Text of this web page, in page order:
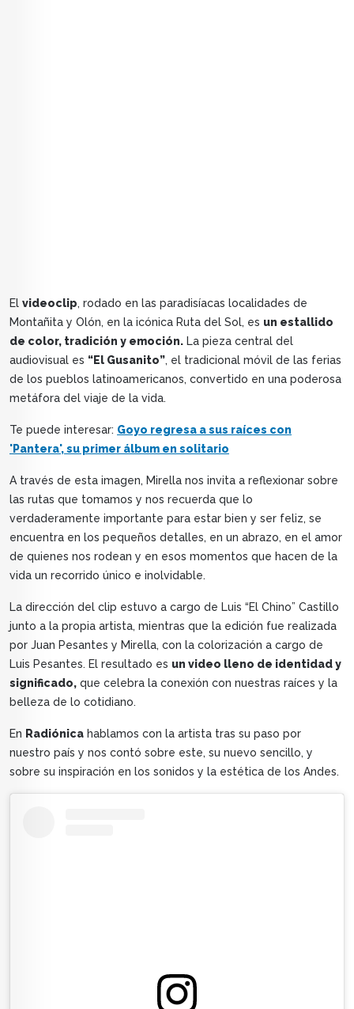
El videoclip, rodado en las paradisíacas localidades de
Montañita y Olón, en la icónica Ruta del Sol, es un estallido
de color, tradición y emoción. La pieza central del
audiovisual es “El Gusanito”, el tradicional móvil de las ferias
de los pueblos latinoamericanos, convertido en una poderosa
metáfora del viaje de la vida.
Te puede interesar: Goyo regresa a sus raíces con
'Pantera', su primer álbum en solitario
A través de esta imagen, Mirella nos invita a reflexionar sobre
las rutas que tomamos y nos recuerda que lo
verdaderamente importante para estar bien y ser feliz, se
encuentra en los pequeños detalles, en un abrazo, en el amor
de quienes nos rodean y en esos momentos que hacen de la
vida un recorrido único e inolvidable.
La dirección del clip estuvo a cargo de Luis “El Chino” Castillo
junto a la propia artista, mientras que la edición fue realizada
por Juan Pesantes y Mirella, con la colorización a cargo de
Luis Pesantes. El resultado es un video lleno de identidad y
significado, que celebra la conexión con nuestras raíces y la
belleza de lo cotidiano.
En Radiónica hablamos con la artista tras su paso por
nuestro país y nos contó sobre este, su nuevo sencillo, y
sobre su inspiración en los sonidos y la estética de los Andes.